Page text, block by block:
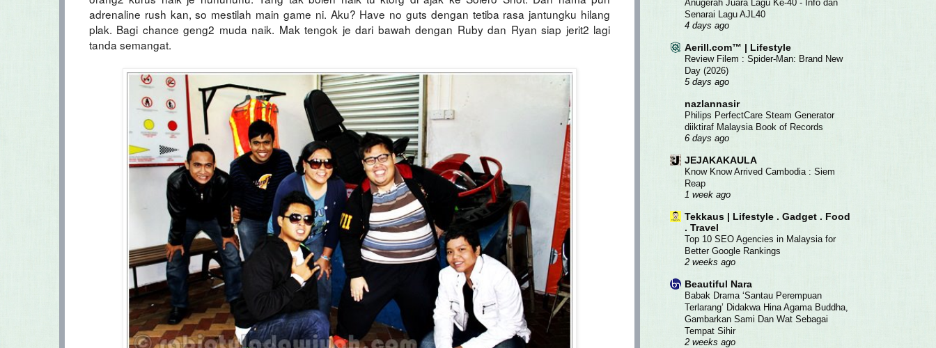
adrenaline rush kan, so mestilah main game ni. Aku? Have no guts dengan tetiba rasa jantungku hilang
plak. Bagi chance geng2 muda naik. Mak tengok je dari bawah dengan Ruby dan Ryan siap jerit2 lagi
tanda semangat.
Anugerah Juara Lagu Ke-40 - Info dan
Senarai Lagu AJL40
4 days ago
Aerill.com™ | Lifestyle
Review Filem : Spider-Man: Brand New
Day (2026)
5 days ago
nazlannasir
Philips PerfectCare Steam Generator
diiktiraf Malaysia Book of Records
6 days ago
JEJAKAKAULA
Know Know Arrived Cambodia : Siem
Reap
1 week ago
Tekkaus | Lifestyle . Gadget . Food
. Travel
Top 10 SEO Agencies in Malaysia for
Better Google Rankings
2 weeks ago
Beautiful Nara
Babak Drama ‘Santau Perempuan
Terlarang’ Didakwa Hina Agama Buddha,
Gambarkan Sami Dan Wat Sebagai
Tempat Sihir
2 weeks ago